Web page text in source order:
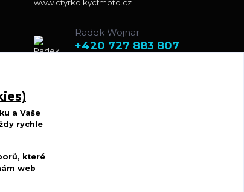
www.ctyrkolkycfmoto.cz
Radek Wojnar
+420 727 883 807
a Vaše
rychle
které
web